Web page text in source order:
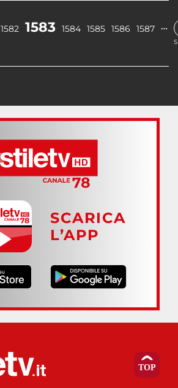
1582 1583 1584 1585 1586 1587 …
SCARICA
L’APP